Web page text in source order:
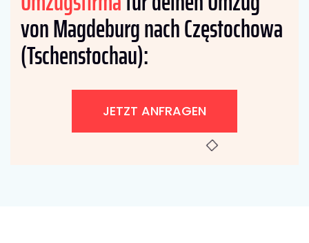
von Magdeburg nach Częstochowa
(Tschenstochau):
JETZT ANFRAGEN